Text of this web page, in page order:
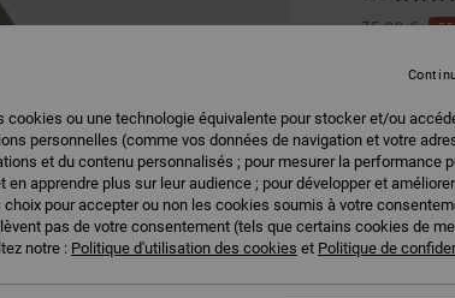
75,00 €
VENTE
COULEUR
ou une technologie équivalente pour stocker et/ou
personnelles (comme vos données de navigation et votre
et du contenu personnalisés ; pour mesurer la performance
apprendre plus sur leur audience ; pour développer et
pour accepter ou non les cookies soumis à votre
pas de votre consentement (tels que certains cookies de
notre : Politique d'utilisation des cookies et Politique de